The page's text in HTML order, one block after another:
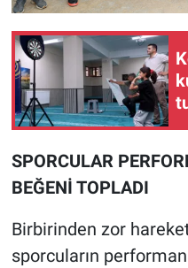
SPORCULAR
BEĞENİ TOPLADI
Birbirinden zor
sporcuların